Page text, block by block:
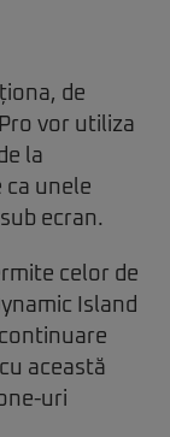
de
vor utiliza
la
ca unele
ecran.
celor de
Island
această
uri